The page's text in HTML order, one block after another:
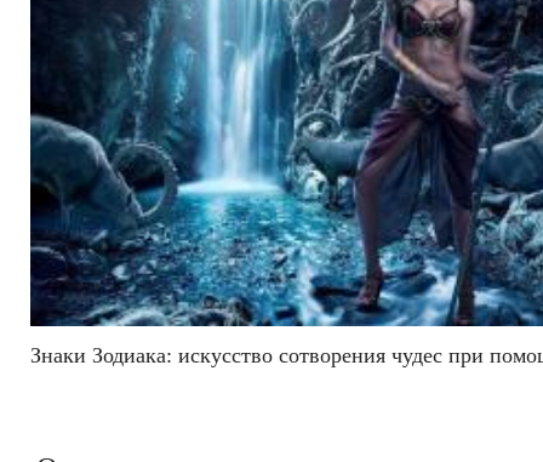
Знаки Зодиака: искусство сотворения чудес при